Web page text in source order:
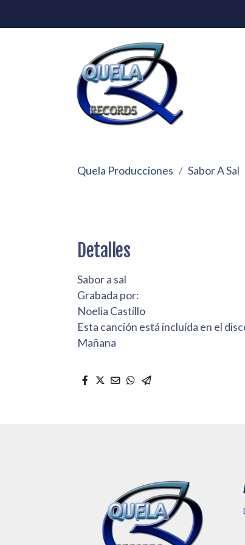
Quela Producciones Sabor A Sal
Detalles
Sabor a sal
Grabada por:
Noelia Castillo
Esta canción está incluída en el
Mañana